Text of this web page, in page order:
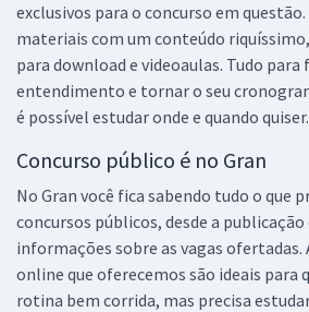
exclusivos para o concurso em questão.
materiais com um conteúdo
para download e videoaulas. Tudo
entendimento e tornar o seu
é possível estudar onde e quando quiser.
Concurso público é no Gran
No Gran você fica sabendo tudo o que
concursos públicos, desde a
informações sobre as vagas ofertadas.
online que oferecemos são ideais para
rotina bem corrida, mas precisa